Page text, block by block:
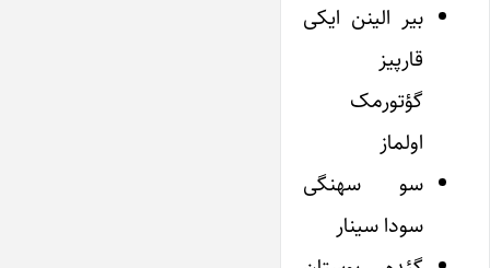
بیر الینن ایکی
قارپیز
گؤتورمک
اولماز
سو سهنگی
سودا سینار